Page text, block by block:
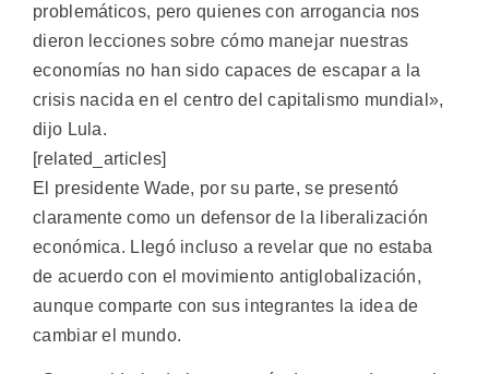
problemáticos, pero quienes con arrogancia nos
dieron lecciones sobre cómo manejar nuestras
economías no han sido capaces de escapar a la
crisis nacida en el centro del capitalismo mundial»,
dijo Lula.
[related_articles]
El presidente Wade, por su parte, se presentó
claramente como un defensor de la liberalización
económica. Llegó incluso a revelar que no estaba
de acuerdo con el movimiento antiglobalización,
aunque comparte con sus integrantes la idea de
cambiar el mundo.